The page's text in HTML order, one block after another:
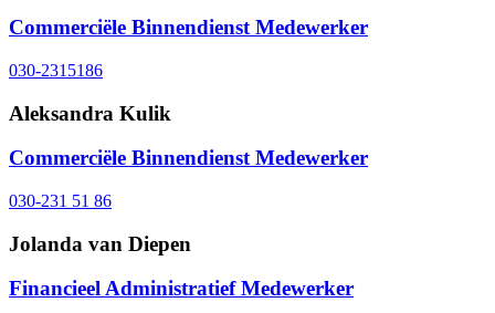
Commerciële Binnendienst Medewerker
030-2315186
Aleksandra Kulik
Commerciële Binnendienst Medewerker
030-231 51 86
Jolanda van Diepen
Financieel Administratief Medewerker